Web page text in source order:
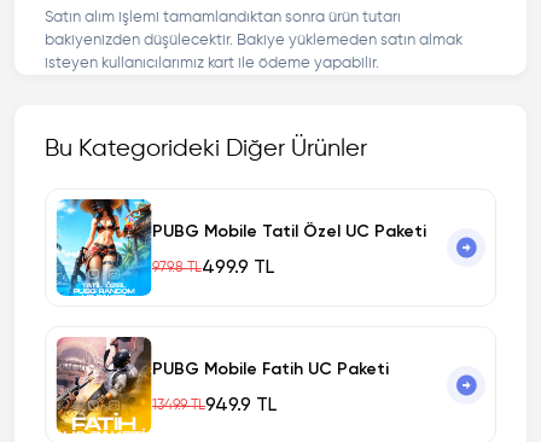
Satın alım işlemi tamamlandıktan sonra ürün tutarı
bakiyenizden düşülecektir. Bakiye yüklemeden satın almak
isteyen kullanıcılarımız kart ile ödeme yapabilir.
Bu Kategorideki Diğer Ürünler
PUBG Mobile Tatil Özel UC Paketi
979.8 TL499.9 TL
PUBG Mobile Fatih UC Paketi
1349.9 TL949.9 TL